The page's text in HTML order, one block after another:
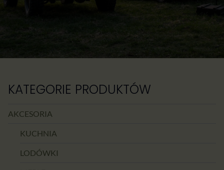
KATEGORIE PRODUKTÓW
AKCESORIA
KUCHNIA
LODÓWKI